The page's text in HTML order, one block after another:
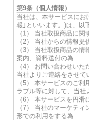
第9条（個人情報）
当社は、本サービスにお
報｣といいます。)は、以
（1） 当社取扱商品に
（2） 当社からの情報提
（3） 当社取扱商品の
案内、資料送付の為
（4） お問い合わせいた
当社よりご連絡をさせて
（5） 本サービスのご
ラブル等に対して、当社
（6） 本サービスを円
（7） 当社のマーケテ
形での利用をする為